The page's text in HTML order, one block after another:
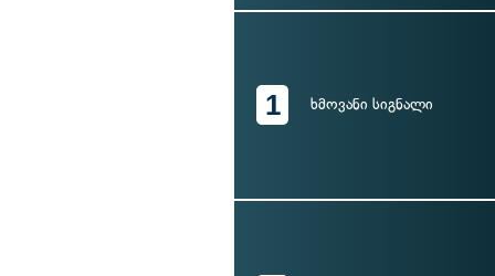
1 ხმოვანი სიგნალი